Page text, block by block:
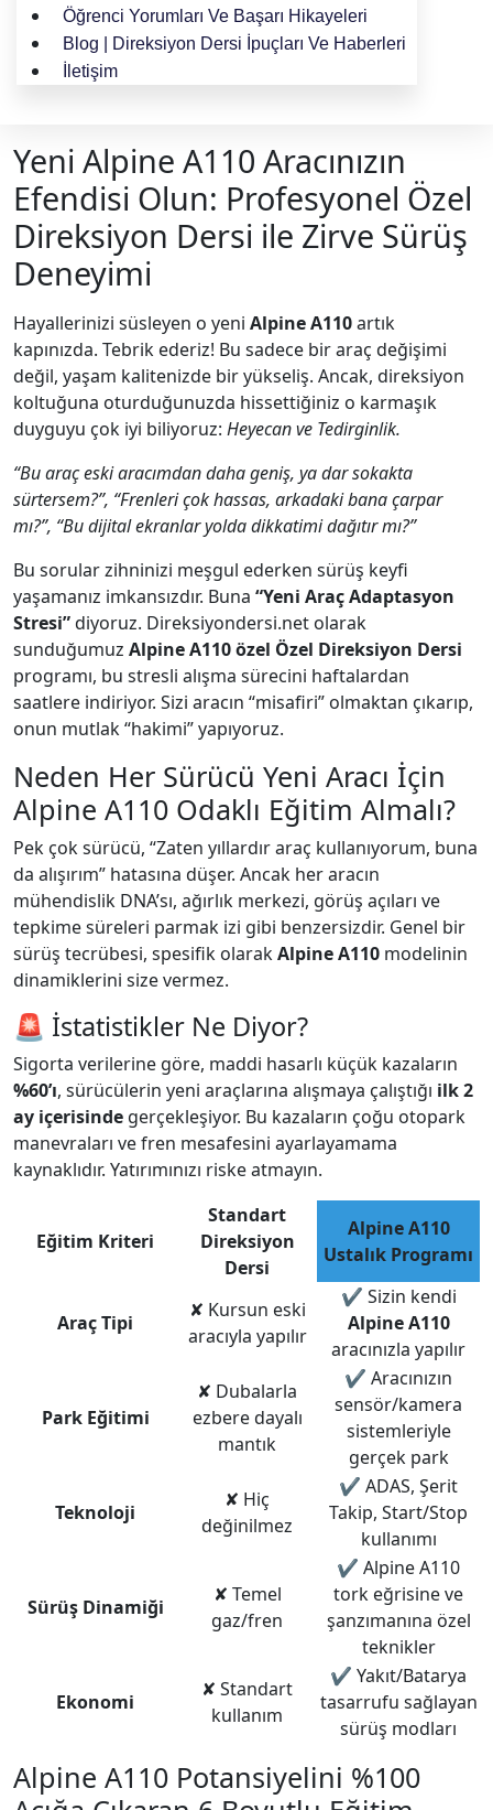
Öğrenci Yorumları Ve Başarı Hikayeleri
Blog | Direksiyon Dersi İpuçları Ve Haberleri
İletişim
Yeni Alpine A110 Aracınızın
Efendisi Olun: Profesyonel Özel
Direksiyon Dersi ile Zirve Sürüş
Deneyimi
Hayallerinizi süsleyen o yeni Alpine A110artık
kapınızda. Tebrik ederiz! Bu sadece bir araç değişimi
değil, yaşam kalitenizde bir yükseliş. Ancak, direksiyon
koltuğuna oturduğunuzda hissettiğiniz o karmaşık
duyguyu çok iyi biliyoruz: Heyecan ve Tedirginlik.
“Bu araç eski aracımdan daha geniş, ya dar sokakta
sürtersem?”, “Frenleri çok hassas, arkadaki bana çarpar
mı?”, “Bu dijital ekranlar yolda dikkatimi dağıtır mı?”
Bu sorular zihninizi meşgul ederken sürüş keyfi
yaşamanız imkansızdır. Buna “Yeni Araç Adaptasyon
Stresi”diyoruz. Direksiyondersi.net olarak
sunduğumuz Alpine A110 özel Özel Direksiyon Dersi
programı, bu stresli alışma sürecini haftalardan
saatlere indiriyor. Sizi aracın “misafiri” olmaktan çıkarıp,
onun mutlak “hakimi” yapıyoruz.
Neden Her Sürücü Yeni Aracı İçin
Alpine A110 Odaklı Eğitim Almalı?
Pek çok sürücü, “Zaten yıllardır araç kullanıyorum, buna
da alışırım” hatasına düşer. Ancak her aracın
mühendislik DNA’sı, ağırlık merkezi, görüş açıları ve
tepkime süreleri parmak izi gibi benzersizdir. Genel bir
sürüş tecrübesi, spesifik olarakAlpine A110 modelinin
dinamiklerini size vermez.
🚨 İstatistikler Ne Diyor?
Sigorta verilerine göre, maddi hasarlı küçük kazaların
%60’ı, sürücülerin yeni araçlarına alışmaya çalıştığı ilk 2
ay içerisinde gerçekleşiyor. Bu kazaların çoğu otopark
manevraları ve fren mesafesini ayarlayamama
kaynaklıdır. Yatırımınızı riske atmayın.
Eğitim Kriteri
Standart
Direksiyon
Dersi
Alpine A110
Ustalık Programı
Araç Tipi
✘ Kursun eski
aracıyla yapılır
✔ Sizin kendi
Alpine A110
aracınızla yapılır
Park Eğitimi
✘ Dubalarla
ezbere dayalı
mantık
✔ Aracınızın
sensör/kamera
sistemleriyle
gerçek park
Teknoloji
✘ Hiç
değinilmez
✔ ADAS, Şerit
Takip, Start/Stop
kullanımı
Sürüş Dinamiği
✘ Temel
gaz/fren
✔ Alpine A110
tork eğrisine ve
şanzımanına özel
teknikler
Ekonomi
✘ Standart
kullanım
✔ Yakıt/Batarya
tasarrufu sağlayan
sürüş modları
Alpine A110 Potansiyelini %100